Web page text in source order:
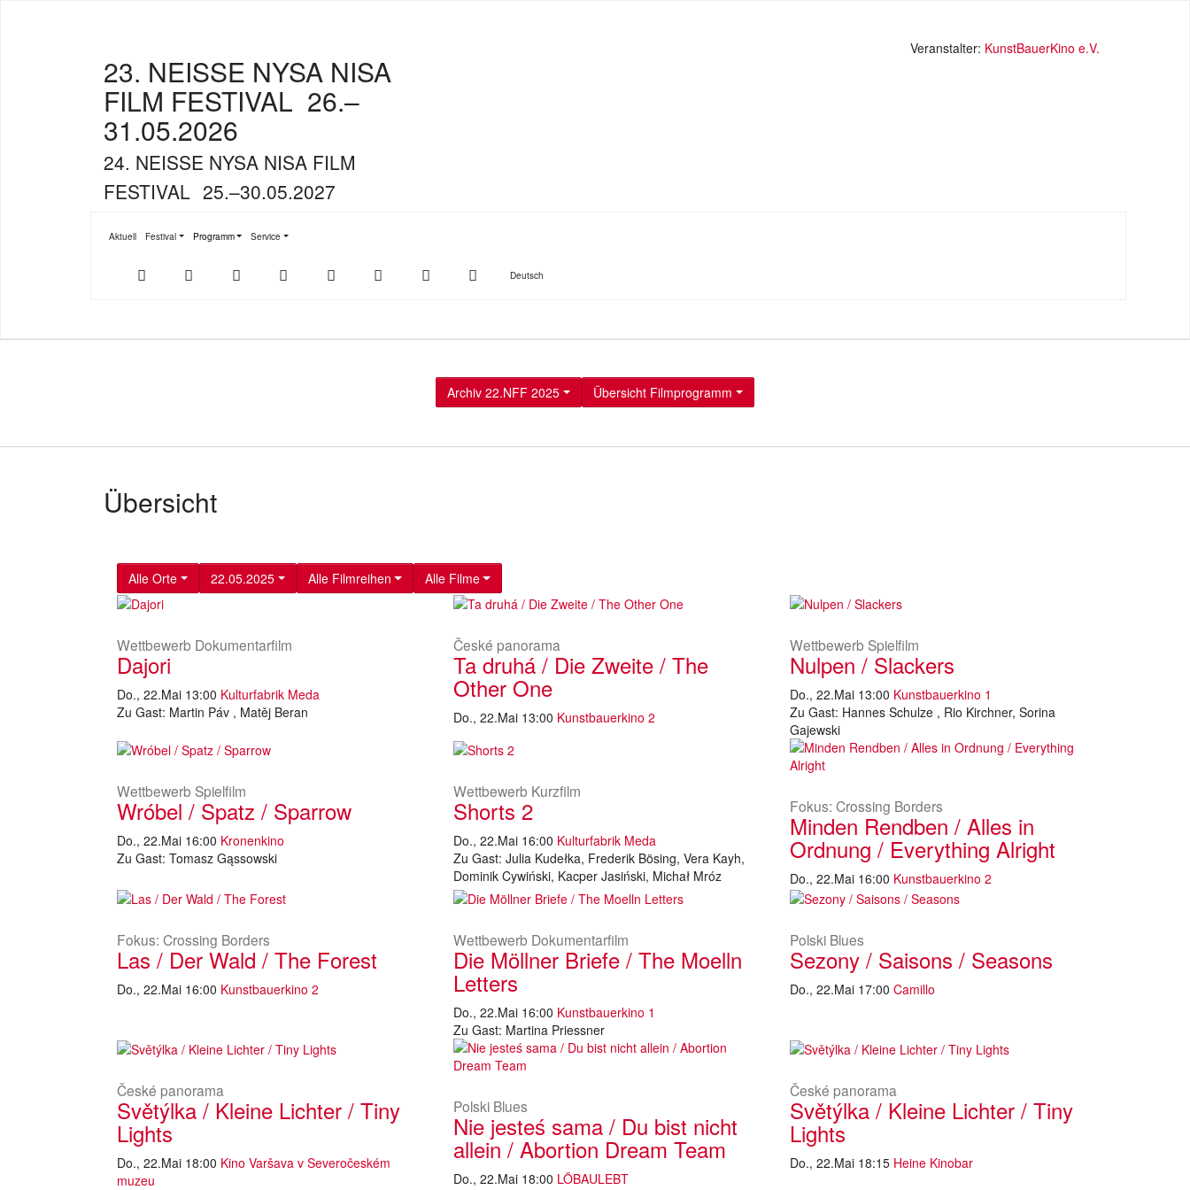
23. NEISSE NYSA NISA
FILM FESTIVAL 26.–
31.05.2026
24. NEISSE NYSA NISA FILM
FESTIVAL 25.–30.05.2027
Veranstalter: KunstBauerKino e.V.
Aktuell Festival
Submenu for "Festival"
Programm
Submenu for "Programm"
Service
Submenu for "Service"
Store
Play
Youtube Facebook Twitter Instagram SucheDeutsch
Archiv 22.NFF 2025 Übersicht Filmprogramm
Übersicht
Alle Orte 22.05.2025 Alle Filmreihen Alle Filme
Wettbewerb Dokumentarfilm
Dajori
Do., 22.Mai 13:00 Kulturfabrik Meda
Zu Gast: Martin Páv , Matěj Beran
České panorama
Ta druhá / Die Zweite / The
Other One
Do., 22.Mai 13:00 Kunstbauerkino 2
Wettbewerb Spielfilm
Nulpen / Slackers
Do., 22.Mai 13:00 Kunstbauerkino 1
Zu Gast: Hannes Schulze , Rio Kirchner, Sorina
Gajewski
Wettbewerb Spielfilm
Wróbel / Spatz / Sparrow
Do., 22.Mai 16:00 Kronenkino
Zu Gast: Tomasz Gąssowski
Wettbewerb Kurzfilm
Shorts 2
Do., 22.Mai 16:00 Kulturfabrik Meda
Zu Gast: Julia Kudełka, Frederik Bösing, Vera Kayh,
Dominik Cywiński, Kacper Jasiński, Michał Mróz
Fokus: Crossing Borders
Minden Rendben / Alles in
Ordnung / Everything Alright
Do., 22.Mai 16:00 Kunstbauerkino 2
Fokus: Crossing Borders
Las / Der Wald / The Forest
Do., 22.Mai 16:00 Kunstbauerkino 2
Wettbewerb Dokumentarfilm
Die Möllner Briefe / The Moelln
Letters
Do., 22.Mai 16:00 Kunstbauerkino 1
Zu Gast: Martina Priessner
Polski Blues
Sezony / Saisons / Seasons
Do., 22.Mai 17:00 Camillo
České panorama
Světýlka / Kleine Lichter / Tiny
Lights
Do., 22.Mai 18:00 Kino Varšava v Severočeském
muzeu
Polski Blues
Nie jesteś sama / Du bist nicht
allein / Abortion Dream Team
Do., 22.Mai 18:00 LÖBAULEBT
České panorama
Světýlka / Kleine Lichter / Tiny
Lights
Do., 22.Mai 18:15 Heine Kinobar